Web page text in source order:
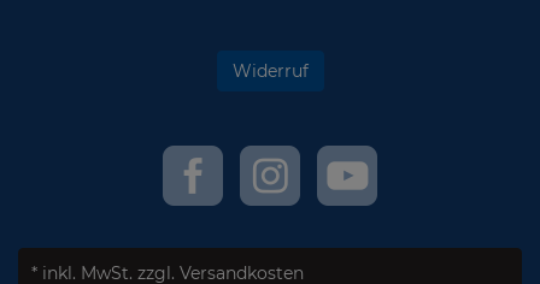
Widerruf
* inkl. MwSt. zzgl. Versandkosten